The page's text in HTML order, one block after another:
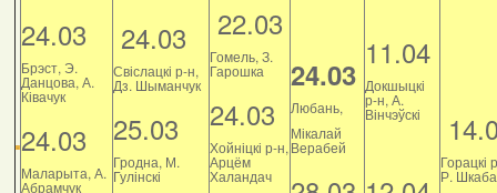
24.03
Брэст, Э.
Данцова, А.
Ківачук
24.03
Маларыта, А.
Абрамчук
24.03
Свіслацкі р-н,
Дз. Шыманчук
25.03
Гродна, М.
Гулінскі
22.03
Гомель, З.
Гарошка
24.03
Хойніцкі р-н,
Арцём
Халандач
24.03
Любань,
Мікалай
Верабей
11.04
Докшыцкі
р-н, А.
Вінчэўскі
Горацкі
Р.